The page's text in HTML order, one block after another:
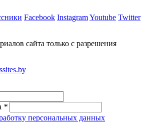
Facebook InstagramYoutube Twitter
сайта только с разрешения
*
персональных данных